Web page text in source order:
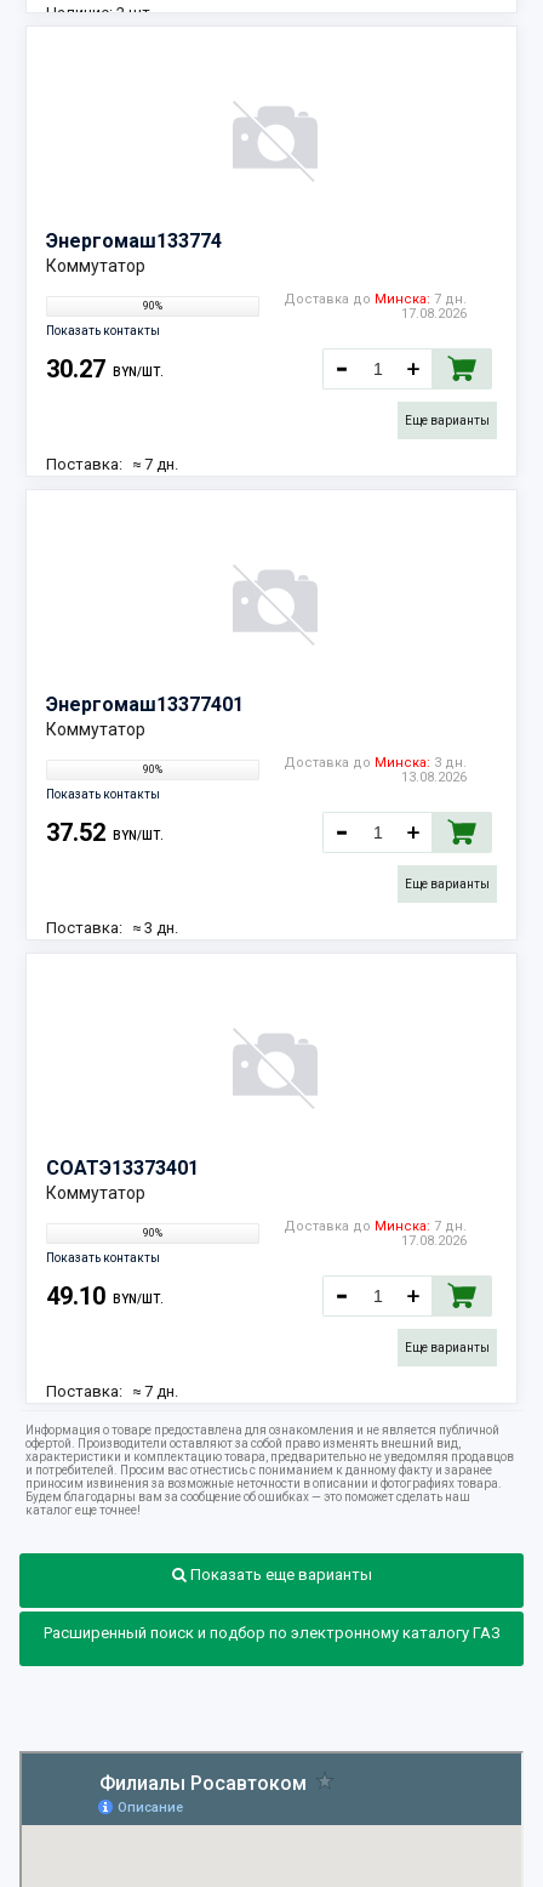
Наличие: 2 шт.
Энергомаш133774
Коммутатор
90%
Показать контакты
Доставка до Минска: 7 дн.
17.08.2026
30.27 BYN/ШТ.
Еще варианты
Поставка: ≈ 7 дн.
Энергомаш13377401
Коммутатор
90%
Показать контакты
Доставка до Минска: 3 дн.
13.08.2026
37.52 BYN/ШТ.
Еще варианты
Поставка: ≈ 3 дн.
СОАТЭ13373401
Коммутатор
90%
Показать контакты
Доставка до Минска: 7 дн.
17.08.2026
49.10 BYN/ШТ.
Еще варианты
Поставка: ≈ 7 дн.
Наличие:35 шт.
Информация о товаре предоставлена для ознакомления и не является публичной
офертой. Производители оставляют за собой право изменять внешний вид,
характеристики и комплектацию товара, предварительно не уведомляя продавцов
и потребителей. Просим вас отнестись с пониманием к данному факту и заранее
приносим извинения за возможные неточности в описании и фотографиях товара.
Будем благодарны вам за сообщение об ошибках — это поможет сделать наш
каталог еще точнее!
Показать еще варианты
Расширенный поиск и подбор по электронному каталогу ГАЗ